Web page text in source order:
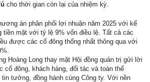
cho thời gian còn lại của nhiệm kỳ.
án phân phối lợi nhuận năm 2025 với kế
tiền mặt với tỷ lệ 9% vốn điều lệ. Tất cả các
được các cổ đông thống nhất thông qua với
Hoàng Long thay mặt Hội đồng quản trị gửi lời
cổ đông, khách hàng, đối tác và toàn thể
tưởng, đồng hành cùng Công ty. Với nền